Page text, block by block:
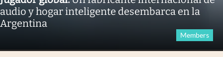
audio y hogar inteligente desembarca en la
Argentina
Members